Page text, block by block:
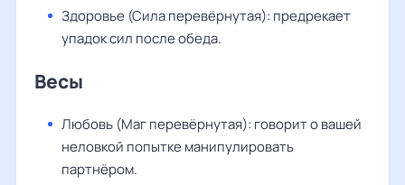
Здоровье (Сила перевёрнутая): предрекает
упадок сил после обеда.
Весы
Любовь (Маг перевёрнутая): говорит о вашей
неловкой попытке манипулировать
партнёром.